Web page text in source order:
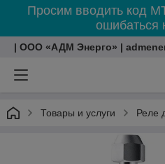
Просим вводить код
ошибаться
| ООО «АДМ Энерго» |
Товары и услуги Реле